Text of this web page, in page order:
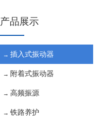
产品展示
→ 插入式振动器
→ 附着式振动器
→ 高频振源
→ 铁路养护